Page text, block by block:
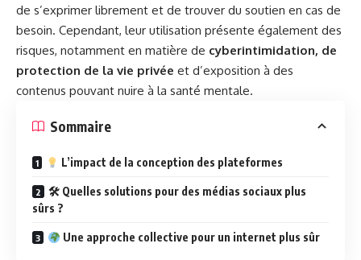
de s’exprimer librement et de trouver du soutien en cas de
besoin. Cependant, leur utilisation présente également des
risques, notamment en matière de cyberintimidation, de
protection de la vie privée et d’exposition à des
contenus pouvant nuire à la santé mentale.
Sommaire
L’impact de la conception des plateformes
🛠 Quelles solutions pour des médias sociaux plus
sûrs ?
Une approche collective pour un internet plus sûr